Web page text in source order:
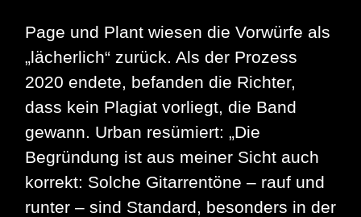
Page und Plant wiesen die Vorwürfe als
„lächerlich“ zurück. Als der Prozess
2020 endete, befanden die Richter,
dass kein Plagiat vorliegt, die Band
gewann. Urban resümiert: „Die
Begründung ist aus meiner Sicht auch
korrekt: Solche Gitarrentöne – rauf und
runter – sind Standard, besonders in der